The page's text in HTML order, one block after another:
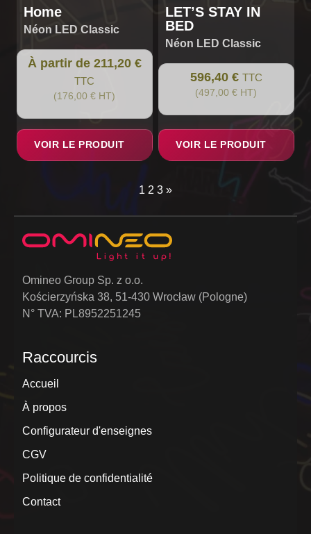
Home
Néon LED Classic
À partir de 211,20 €
TTC
(176,00 € HT)
VOIR LE PRODUIT
du
produit
LET’S STAY IN
BED
Néon LED Classic
596,40 € TTC
(497,00 € HT)
VOIR LE PRODUIT
1 2 3 »
Omineo Group Sp. z o.o.
Kościerzyńska 38, 51-430 Wrocław (Pologne)
N° TVA: PL8952251245
Raccourcis
Accueil
À propos
Configurateur d'enseignes
CGV
Politique de confidentialité
Contact